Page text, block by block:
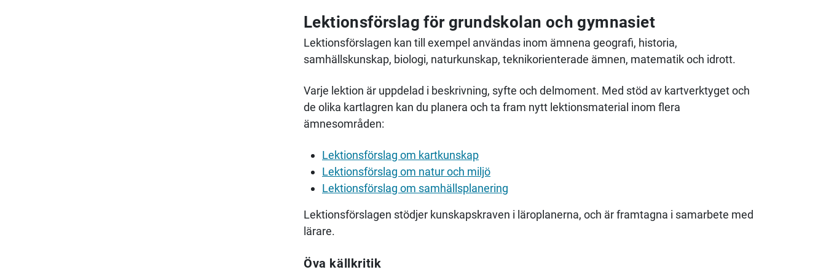
Lektionsförslag för grundskolan och gymnasiet
Lektionsförslagen kan till exempel användas inom ämnena geografi, historia,
samhällskunskap, biologi, naturkunskap, teknikorienterade ämnen, matematik och idrott.
Varje lektion är uppdelad i beskrivning, syfte och delmoment. Med stöd av kartverktyget och
de olika kartlagren kan du planera och ta fram nytt lektionsmaterial inom flera
ämnesområden:
Lektionsförslag om kartkunskap
Lektionsförslag om natur och miljö
Lektionsförslag om samhällsplanering
Lektionsförslagen stödjer kunskapskraven i läroplanerna, och är framtagna i samarbete med
lärare.
Öva källkritik